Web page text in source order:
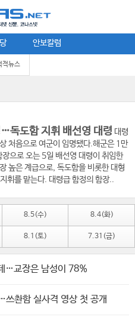
안보칼럼
적뉴스
독도함 지휘 배선영 대령 대령
처음으로 여군이 임명됐다.해군은 1만
으로 오는 5일 배선영 대령이 취임한
높은 계급으로, 독도함을 비롯한 대형
휘를 맡는다. 대령급 함정의 함장..
8.5(수) 8.4(화)
8.1(토) 7.31(금)
…교장은 남성이 78%
촨함 실사격 영상 첫 공개